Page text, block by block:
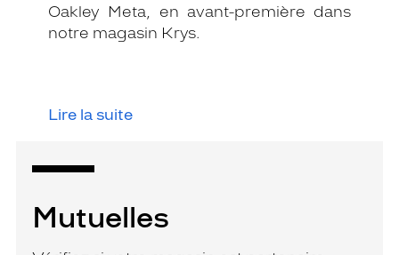
Oakley Meta, en avant-première dans
notre magasin Krys.
Lire la suite
Mutuelles